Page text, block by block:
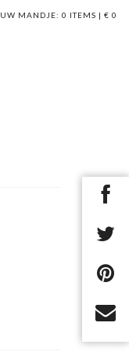
UW MANDJE: 0 ITEMS | € 0